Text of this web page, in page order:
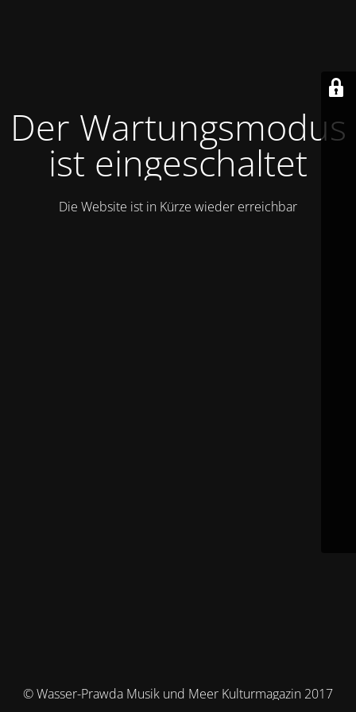
Der Wartungsmodus
ist eingeschaltet
Die Website ist in Kürze wieder erreichbar
© Wasser-Prawda Musik und Meer Kulturmagazin 2017